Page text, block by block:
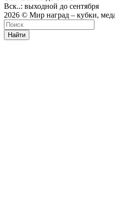
Вск..: выходной до сентября
2026 © Мир наград – кубки,
Найти